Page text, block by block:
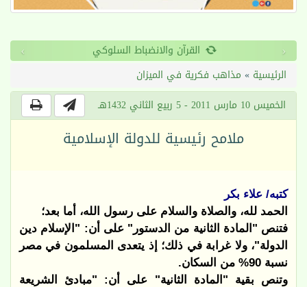
القرآن والانضباط السلوكي ‹
›
الرئيسية » مذاهب فكرية في الميزان
الخميس 10 مارس 2011 - 5 ربيع الثاني 1432هـ
ملامح رئيسية للدولة الإسلامية
كتبه/ علاء بكر
الحمد لله، والصلاة والسلام على رسول الله، أما بعد؛
فتنص "المادة الثانية من الدستور" على أن: "الإسلام دين
الدولة"، ولا غرابة في ذلك؛ إذ يتعدى المسلمون في مصر
نسبة 90% من السكان.
وتنص بقية "المادة الثانية" على أن: "مبادئ الشريعة